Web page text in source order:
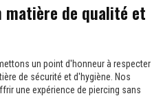
matière de qualité et
un point d'honneur à respecter
de sécurité et d'hygiène. Nos
une expérience de piercing sans